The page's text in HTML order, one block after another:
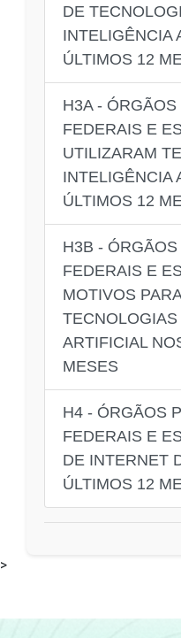
DE
INTELIGÊNCIA
ÚLTIMOS 12
H3A -
FEDERAIS E
UTILIZARAM
INTELIGÊNCIA
ÚLTIMOS 12
H3B -
FEDERAIS E
MOTIVOS
ARTIFICIAL
MESES
H4 - ÓRGÃOS
FEDERAIS E
DE INTERNET
ÚLTIMOS 12
>